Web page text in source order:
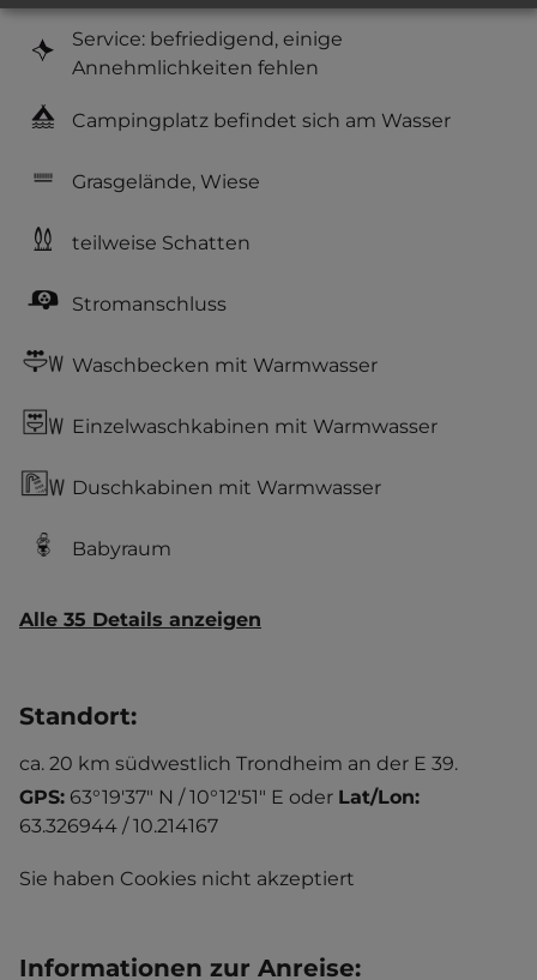
Service: befriedigend, einige
Annehmlichkeiten fehlen
Campingplatz befindet sich am Wasser
Grasgelände, Wiese
teilweise Schatten
Stromanschluss
Waschbecken mit Warmwasser
Einzelwaschkabinen mit Warmwasser
Duschkabinen mit Warmwasser
Babyraum
Alle 35 Details anzeigen
Standort:
ca. 20 km südwestlich Trondheim an der E 39.
GPS: 63°19'37" N / 10°12'51" E oder Lat/Lon:
63.326944 / 10.214167
Sie haben Cookies nicht akzeptiert
Informationen zur Anreise: